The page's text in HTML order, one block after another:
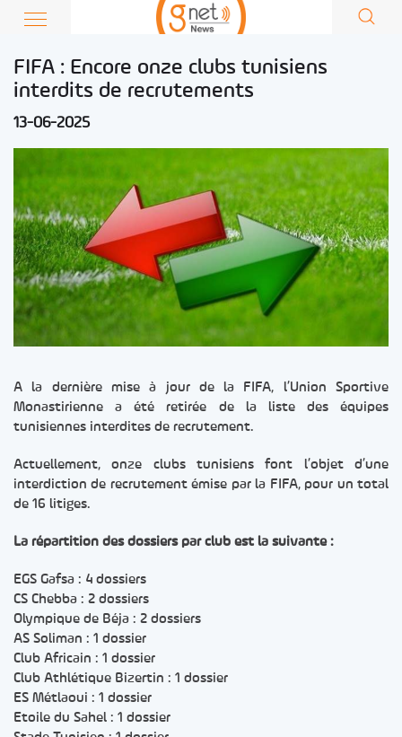
FIFA : Encore onze clubs tunisiens
interdits de recrutements
13-06-2025
A la dernière mise à jour de la FIFA, l’Union Sportive
Monastirienne a été retirée de la liste des équipes
tunisiennes interdites de recrutement.
Actuellement, onze clubs tunisiens font l’objet d’une
interdiction de recrutement émise par la FIFA, pour un total
de 16 litiges.
La répartition des dossiers par club est la suivante :
EGS Gafsa : 4 dossiers
CS Chebba : 2 dossiers
Olympique de Béja : 2 dossiers
AS Soliman : 1 dossier
Club Africain : 1 dossier
Club Athlétique Bizertin : 1 dossier
ES Métlaoui : 1 dossier
Etoile du Sahel : 1 dossier